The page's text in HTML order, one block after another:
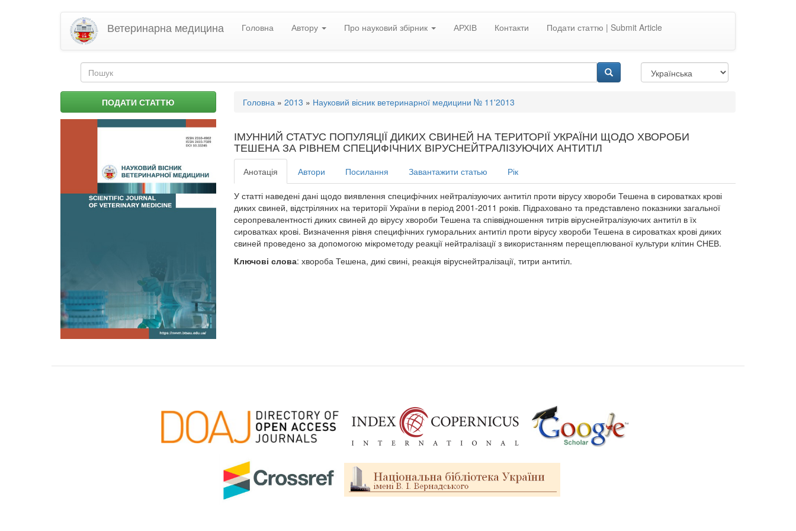
Ветеринарна медицина Головна Автору Про науковий збірник АРХІВ Контакти Подати статтю | Submit Article
Пошукова
форма
ПОДАТИ СТАТТЮ Ви
тут
Головна » 2013 » Науковий вісник ветеринарної медицини № 11'2013
ІМУННИЙ СТАТУС ПОПУЛЯЦІЇ ДИКИХ СВИНЕЙ НА ТЕРИТОРІЇ УКРАЇНИ ЩОДО ХВОРОБИ
ТЕШЕНА ЗА РІВНЕМ СПЕЦИФІЧНИХ ВІРУСНЕЙТРАЛІЗУЮЧИХ АНТИТІЛ
Анотація Автори Посилання Завантажити статью Рік
У статті наведені дані щодо виявлення специфічних нейтралізуючих антитіл проти вірусу хвороби Тешена в сироватках крові
диких свиней, відстріляних на території України в період 2001-2011 років. Підраховано та представлено показники загальної
серопревалентності диких свиней до вірусу хвороби Тешена та співвідношення титрів віруснейтралізуючих антитіл в їх
сироватках крові. Визначення рівня специфічних гуморальних антитіл проти вірусу хвороби Тешена в сироватках крові диких
свиней проведено за допомогою мікрометоду реакції нейтралізації з використанням перещеплюваної культури клітин СНЕВ.
Ключові слова: хвороба Тешена, дикі свині, реакція віруснейтралізації, титри антитіл.